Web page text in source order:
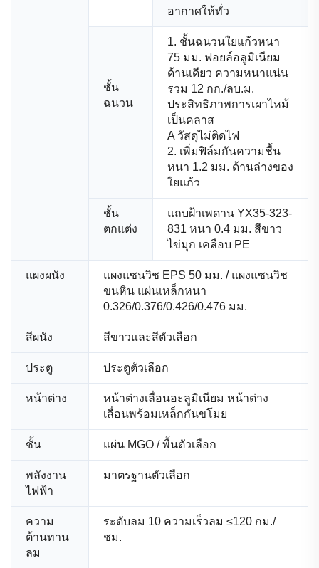
อากาศให้ทั่ว
ชั้น
ฉนวน
1. ชั้นฉนวนใยแก้วหนา
75 มม. ฟอยล์อลูมิเนียม
ด้านเดียว ความหนาแน่น
รวม 12 กก./ลบ.ม.
ประสิทธิภาพการเผาไหม้
เป็นคลาส
A วัสดุไม่ติดไฟ
2. เพิ่มฟิล์มกันความชื้น
หนา 1.2 มม. ด้านล่างของ
ใยแก้ว
ชั้น
ตกแต่ง
แถบฝ้าเพดาน YX35-323-
831 หนา 0.4 มม. สีขาว
ไข่มุก เคลือบ PE
แผงผนัง
แผงแซนวิช EPS 50 มม. / แผงแซนวิช
ขนหิน แผ่นเหล็กหนา
0.326/0.376/0.426/0.476 มม.
สีผนัง สีขาวและสีตัวเลือก
ประตู ประตูตัวเลือก
หน้าต่าง
หน้าต่างเลื่อนอะลูมิเนียม หน้าต่าง
เลื่อนพร้อมเหล็กกันขโมย
ชั้น แผ่น MGO / พื้นตัวเลือก
พลังงาน
ไฟฟ้า
มาตรฐานตัวเลือก
ความ
ต้านทาน
ลม
ระดับลม 10 ความเร็วลม ≤120 กม./
ชม.